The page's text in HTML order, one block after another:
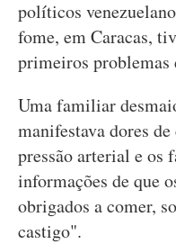
políticos
fome, em Caracas,
primeiros problemas
Uma familiar
manifestava dores
pressão arterial e os
informações de que
obrigados a comer,
castigo".